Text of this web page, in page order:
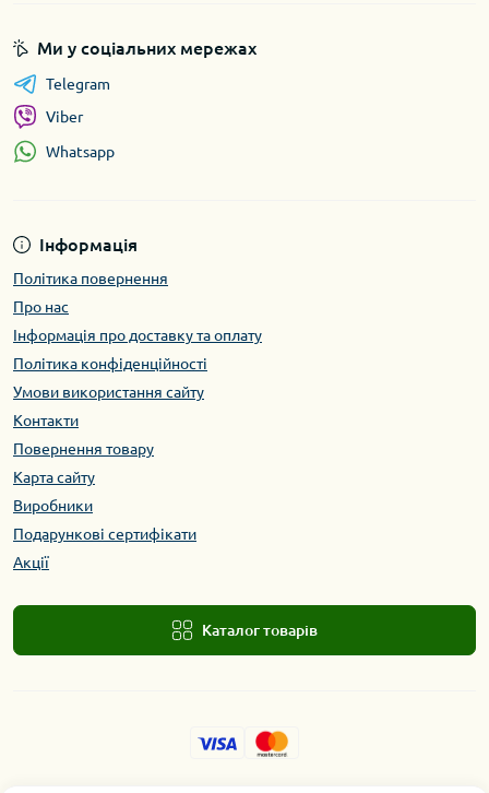
Інформація
Політика повернення
Про нас
Інформація про доставку та оплату
Політика конфіденційності
Умови використання сайту
Контакти
Повернення товару
Карта сайту
Виробники
Подарункові сертифікати
Акції
Каталог товарів
Ми у соціальних мережах
Telegram
Viber
Whatsapp